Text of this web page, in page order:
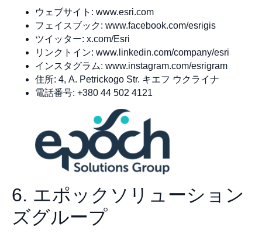
ウェブサイト: www.esri.com
フェイスブック: www.facebook.com/esrigis
ツイッター: x.com/Esri
リンクトイン: www.linkedin.com/company/esri
インスタグラム: www.instagram.com/esrigram
住所: 4, A. Petrickogo Str. キエフ ウクライナ
電話番号: +380 44 502 4121
6. エポックソリューション
ズグループ